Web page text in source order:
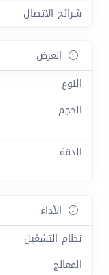
شرائح الاتصال
العرض
النوع
الحجم
الدقة
الأداء
نظام التشغيل
المعالج